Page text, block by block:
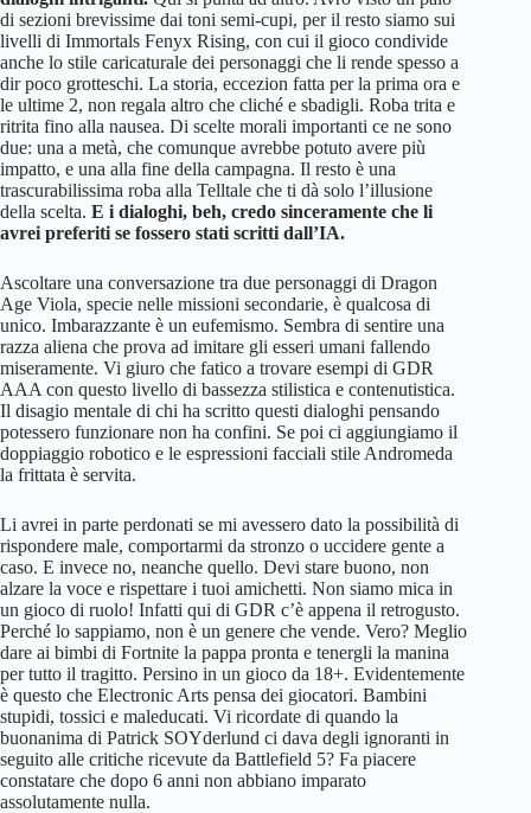
di sezioni brevissime dai toni semi-cupi, per il resto siamo sui
livelli di Immortals Fenyx Rising, con cui il gioco condivide
anche lo stile caricaturale dei personaggi che li rende spesso a
dir poco grotteschi. La storia, eccezion fatta per la prima ora e
le ultime 2, non regala altro che cliché e sbadigli. Roba trita e
ritrita fino alla nausea. Di scelte morali importanti ce ne sono
due: una a metà, che comunque avrebbe potuto avere più
impatto, e una alla fine della campagna. Il resto è una
trascurabilissima roba alla Telltale che ti dà solo l’illusione
della scelta. E i dialoghi, beh, credo sinceramente che li
avrei preferiti se fossero stati scritti dall’IA.
Ascoltare una conversazione tra due personaggi di Dragon
Age Viola, specie nelle missioni secondarie, è qualcosa di
unico. Imbarazzante è un eufemismo. Sembra di sentire una
razza aliena che prova ad imitare gli esseri umani fallendo
miseramente. Vi giuro che fatico a trovare esempi di GDR
AAA con questo livello di bassezza stilistica e contenutistica.
Il disagio mentale di chi ha scritto questi dialoghi pensando
potessero funzionare non ha confini. Se poi ci aggiungiamo il
doppiaggio robotico e le espressioni facciali stile Andromeda
la frittata è servita.
Li avrei in parte perdonati se mi avessero dato la possibilità di
rispondere male, comportarmi da stronzo o uccidere gente a
caso. E invece no, neanche quello. Devi stare buono, non
alzare la voce e rispettare i tuoi amichetti. Non siamo mica in
un gioco di ruolo! Infatti qui di GDR c’è appena il retrogusto.
Perché lo sappiamo, non è un genere che vende. Vero? Meglio
dare ai bimbi di Fortnite la pappa pronta e tenergli la manina
per tutto il tragitto. Persino in un gioco da 18+. Evidentemente
è questo che Electronic Arts pensa dei giocatori. Bambini
stupidi, tossici e maleducati. Vi ricordate di quando la
buonanima di Patrick SOYderlund ci dava degli ignoranti in
seguito alle critiche ricevute da Battlefield 5? Fa piacere
constatare che dopo 6 anni non abbiano imparato
assolutamente nulla.